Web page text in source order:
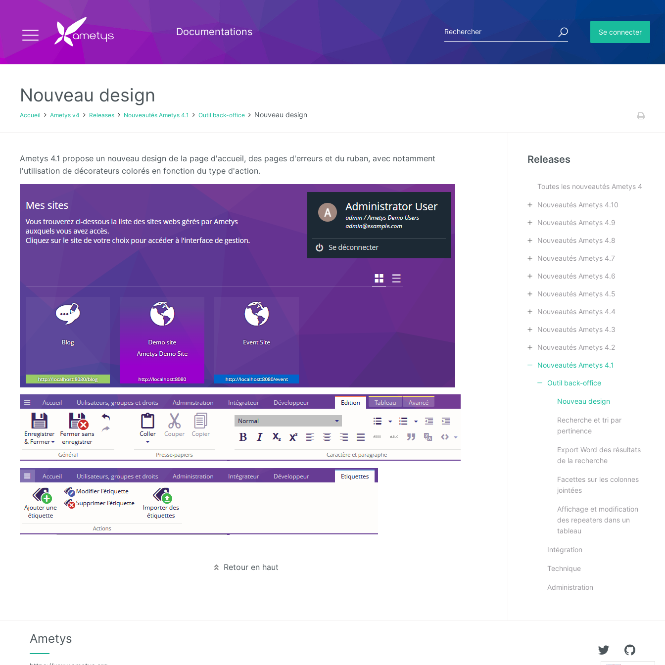
Documentations Se connecter
Nouveau design
Accueil Ametys v4 Releases Nouveautés Ametys 4.1 Outil back-office Nouveau design
Ametys 4.1 propose un nouveau design de la page d'accueil, des pages d'erreurs et du ruban, avec notamment
l'utilisation de décorateurs colorés en fonction du type d'action.
Retour en haut
Releases
Toutes les nouveautés Ametys 4
Nouveautés Ametys 4.10
Nouveautés Ametys 4.9
Nouveautés Ametys 4.8
Nouveautés Ametys 4.7
Nouveautés Ametys 4.6
Nouveautés Ametys 4.5
Nouveautés Ametys 4.4
Nouveautés Ametys 4.3
Nouveautés Ametys 4.2
Nouveautés Ametys 4.1
Outil back-office
Nouveau design
Recherche et tri par
pertinence
Export Word des résultats
de la recherche
Facettes sur les colonnes
jointées
Affichage et modification
des repeaters dans un
tableau
Intégration
Technique
Administration
Ametys